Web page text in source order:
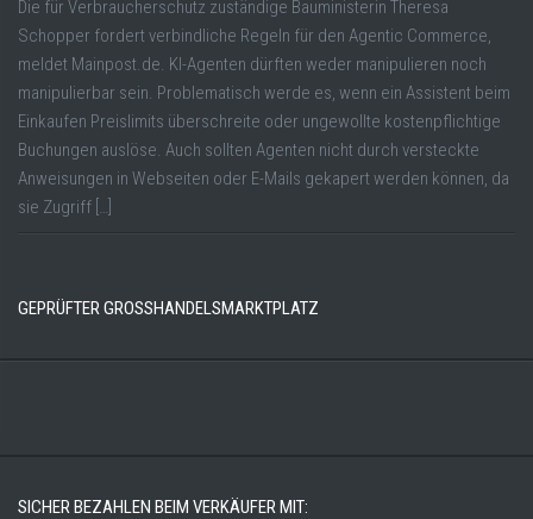
Die für Verbraucherschutz zuständige Bauministerin Theresa
Schopper fordert verbindliche Regeln für den Agentic Commerce,
meldet Mainpost.de. KI-Agenten dürften weder manipulieren noch
manipulierbar sein. Problematisch werde es, wenn ein Assistent beim
Einkaufen Preislimits überschreite oder ungewollte kostenpflichtige
Buchungen auslöse. Auch sollten Agenten nicht durch versteckte
Anweisungen in Webseiten oder E-Mails gekapert werden können, da
sie Zugriff […]
GEPRÜFTER GROSSHANDELSMARKTPLATZ
SICHER BEZAHLEN BEIM VERKÄUFER MIT: